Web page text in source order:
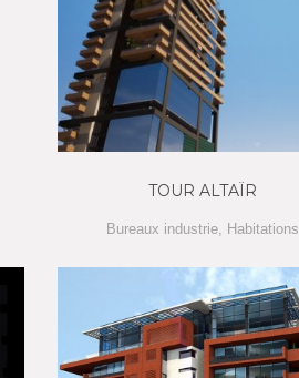
TOUR ALTAÏR
Bureaux industrie, Habitations